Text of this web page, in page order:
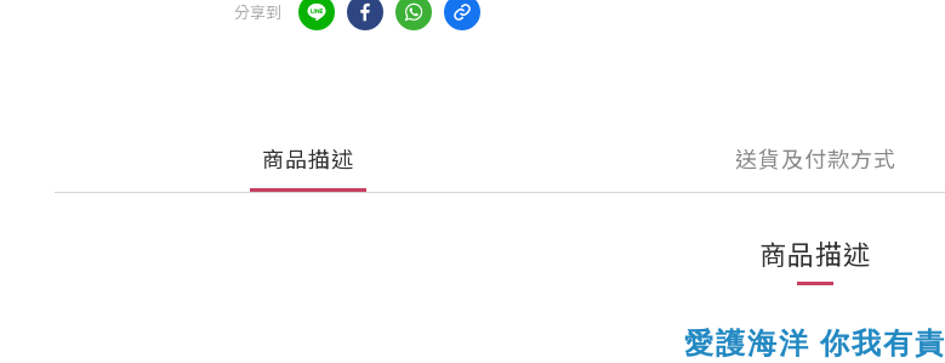
分享到
商品描述 送貨及付款方式
商品描述
愛護海洋 你我有責